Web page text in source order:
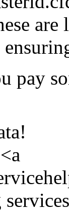
pay